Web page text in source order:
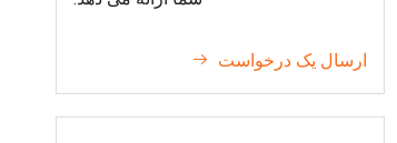
ارسال یک درخواست 